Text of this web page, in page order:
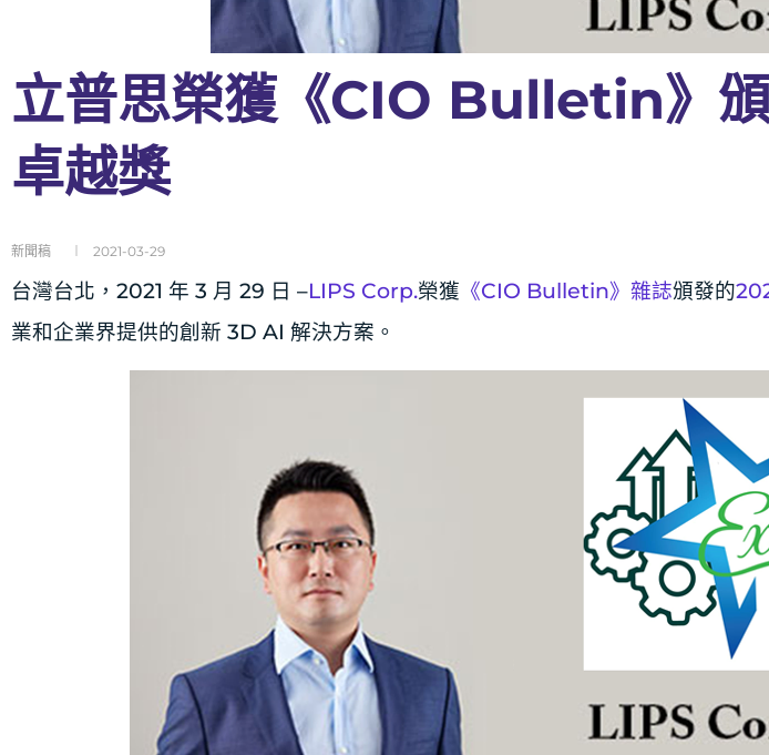
立普思榮獲《CIO Bulletin》
卓越獎
新聞稿 2021-03-29
台灣台北，2021 年 3 月 29 日 –LIPS Corp.榮獲 《CIO Bulletin》雜誌頒發的
業和企業界提供的創新 3D AI 解決方案。